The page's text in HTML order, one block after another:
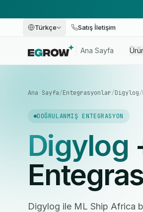
Türkçe Satış İletişim
Ana Sayfa
Ana Sayfa/Entegrasyonlar/Digylog/
DOĞRULANMIŞ ENTEGRASYON
Digylog
Digylog ile ML Ship Africa